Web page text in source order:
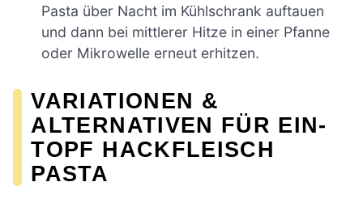
Pasta über Nacht im Kühlschrank auftauen
und dann bei mittlerer Hitze in einer Pfanne
oder Mikrowelle erneut erhitzen.
VARIATIONEN &
ALTERNATIVEN FÜR EIN-
TOPF HACKFLEISCH
PASTA